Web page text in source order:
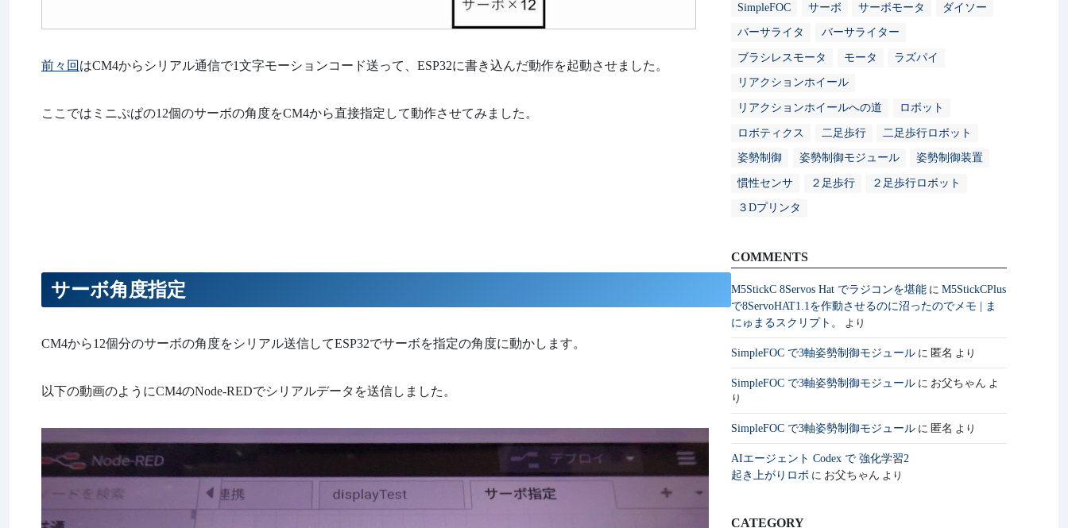
前々回 はCM4からシリアル通信で1文字モーションコード送って、ESP32に書き込んだ動作を起動させました。
ここではミニぷぱの12個のサーボの角度をCM4から直接指定して動作させてみました。
サーボ角度指定
CM4から12個分のサーボの角度をシリアル送信してESP32でサーボを指定の角度に動かします。
以下の動画のようにCM4のNode-REDでシリアルデータを送信しました。
画
プ
SimpleFOC サーボ サーボモータ ダイソー
バーサライタ バーサライター
ブラシレスモータ モータ ラズパイ
リアクションホイール
リアクションホイールへの道 ロボット
ロボティクス 二足歩行 二足歩行ロボット
姿勢制御 姿勢制御モジュール 姿勢制御装置
慣性センサ ２足歩行 ２足歩行ロボット
３Dプリンタ
COMMENTS
M5StickC 8Servos Hat でラジコンを堪能 に M5StickCPlus
で8ServoHAT1.1を作動させるのに沼ったのでメモ | ま
にゅまるスクリプト。
より
SimpleFOC で3軸姿勢制御モジュール に 匿名 より
SimpleFOC で3軸姿勢制御モジュール に お父ちゃん よ
り
SimpleFOC で3軸姿勢制御モジュール に 匿名 より
AIエージェント Codex で 強化学習2
起き上がりロボ に お父ちゃん より
CATEGORY